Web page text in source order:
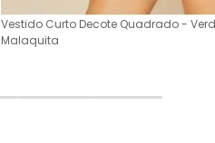
Vestido Curto Decote Quadrado -
Malaquita